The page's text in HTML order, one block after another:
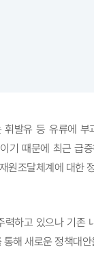
발유 등 유류에
기 때문에 최근 급
원조달체계에 대한
하고 있으나 기존
해 새로운 정책대